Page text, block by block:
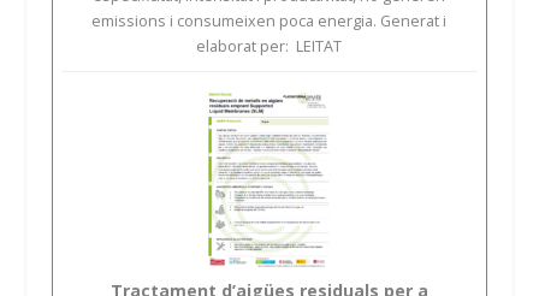
emissions i consumeixen poca energia. Generat i
elaborat per: LEITAT
Tractament d’aigües residuals per a